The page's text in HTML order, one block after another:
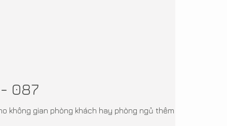
087
gian phòng khách hay phòng ngủ thêm